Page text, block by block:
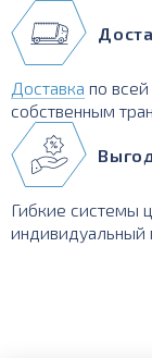
Доставка по
собственным
Гибкие системы
индивидуальный